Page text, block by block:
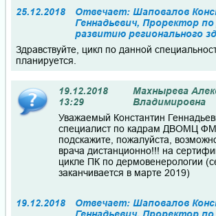
25.12.2018
Отвечает: Шаповалов
Геннадьевич, Проректор
развитию регионального
Здравствуйте, цикл по данной
планируется.
19.12.2018
13:29
Махнырева
Владимировна
Уважаемый Константин
специалист по кадрам ДВОМЦ
подскажите, пожалуйста,
врача дистанционно!!! на
цикле ПК по дермовенерологии
заканчивается в марте 2019)
19.12.2018
Отвечает: Шаповалов
Геннадьевич, Проректор